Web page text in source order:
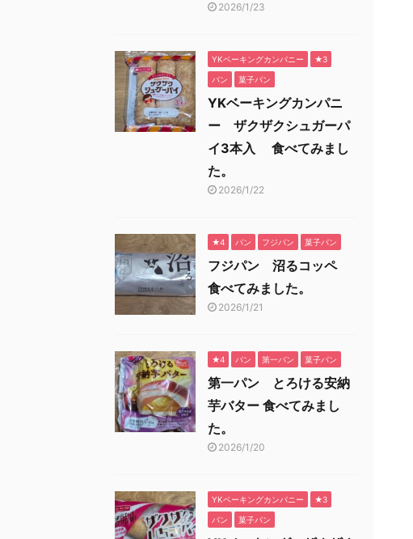
2026/1/23
YKベーキングカンパニー ★3
パン 菓子パン
YKベーキングカンパニ
ー ザクザクシュガーパ
イ3本入 食べてみまし
た。
2026/1/22
★4 パン フジパン 菓子パン
フジパン 沼るコッペ
食べてみました。
2026/1/21
★4 パン 第一パン 菓子パン
第一パン とろける安納
芋バター 食べてみまし
た。
2026/1/20
YKベーキングカンパニー ★3
パン 菓子パン